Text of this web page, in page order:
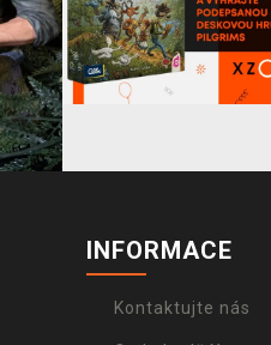
INFORMACE
Kontaktujte nás